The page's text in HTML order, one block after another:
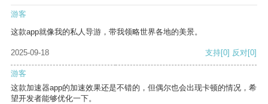
游客
这款app就像我的私人导游，带我领略世界各地的美景。
2025-09-18 支持[0] 反对[0]
游客
这款加速器app的加速效果还是不错的，但偶尔也会出现卡顿的情况，希
望开发者能够优化一下。